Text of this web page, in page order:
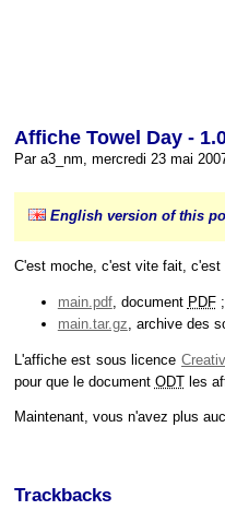
Affiche Towel Day -
Par a3_nm, mercredi 23 mai
English version of this
C'est moche, c'est vite fait,
main.pdf, document PDF;
main.tar.gz , archive des
L'affiche est sous licence
pour que le document ODTles
Maintenant, vous n'avez plus
Trackbacks